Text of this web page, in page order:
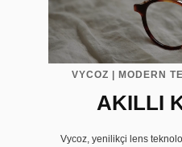
VYCOZ | MODERN
AKILLI
Vycoz, yenilikçi lens